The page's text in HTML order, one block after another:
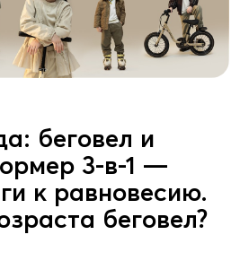
беговел и
3‑в‑1 —
к равновесию.
беговел?